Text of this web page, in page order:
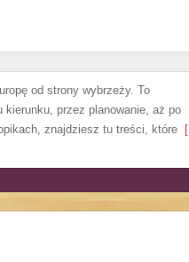
od strony wybrzeży. To
przez planowanie, aż po
znajdziesz tu treści, które [